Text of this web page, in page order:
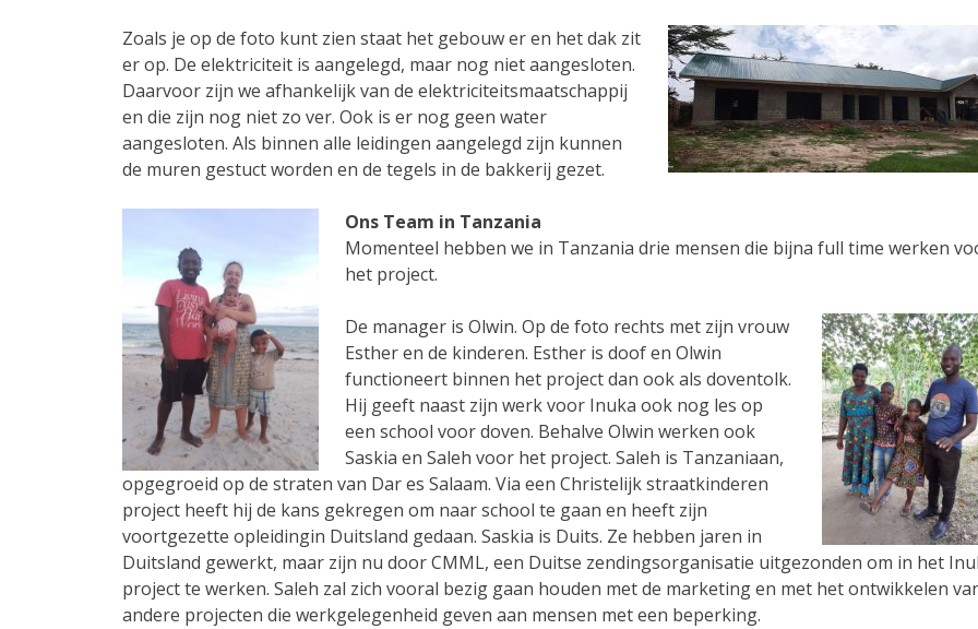
Zoals je op de foto kunt zien staat het gebouw er en het dak zit
er op. De elektriciteit is aangelegd, maar nog niet aangesloten.
Daarvoor zijn we afhankelijk van de elektriciteitsmaatschappij
en die zijn nog niet zo ver. Ook is er nog geen water
aangesloten. Als binnen alle leidingen aangelegd zijn kunnen
de muren gestuct worden en de tegels in de bakkerij gezet.
Ons Team in Tanzania
Momenteel hebben we in Tanzania drie mensen die bijna full time werken
het project.
De manager is Olwin. Op de foto rechts met zijn vrouw
Esther en de kinderen. Esther is doof en Olwin
functioneert binnen het project dan ook als doventolk.
Hij geeft naast zijn werk voor Inuka ook nog les op
een school voor doven. Behalve Olwin werken ook
Saskia en Saleh voor het project. Saleh is Tanzaniaan,
opgegroeid op de straten van Dar es Salaam. Via een Christelijk straatkinderen
project heeft hij de kans gekregen om naar school te gaan en heeft zijn
voortgezette opleidingin Duitsland gedaan. Saskia is Duits. Ze hebben jaren in
Duitsland gewerkt, maar zijn nu door CMML, een Duitse zendingsorganisatie uitgezonden om in het
project te werken. Saleh zal zich vooral bezig gaan houden met de marketing en met het ontwikkelen
andere projecten die werkgelegenheid geven aan mensen met een beperking.